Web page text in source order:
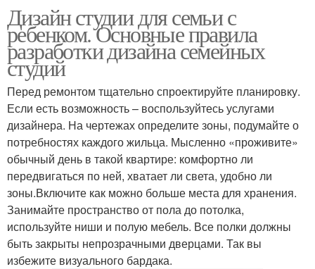
Дизайн студии для семьи с
ребенком. Основные правила
разработки дизайна семейных
студий
Перед ремонтом тщательно спроектируйте планировку.
Если есть возможность – воспользуйтесь услугами
дизайнера. На чертежах определите зоны, подумайте о
потребностях каждого жильца. Мысленно «проживите»
обычный день в такой квартире: комфортно ли
передвигаться по ней, хватает ли света, удобно ли
зоны.Включите как можно больше места для хранения.
Занимайте пространство от пола до потолка,
используйте ниши и полую мебель. Все полки должны
быть закрыты непрозрачными дверцами. Так вы
избежите визуального бардака.